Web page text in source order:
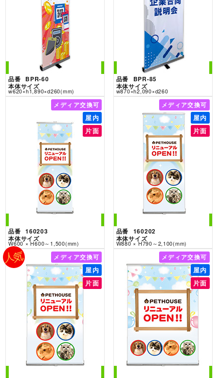
【大ロット専用】BPR-60
品番
BPR-60
本体サイズ
w620×h1,890×d260(mm)
【大ロット専用】BPR-85
品番
BPR-85
本体サイズ
w870×h2,090×d260
メディア交換可
屋内
片面
品番 160203
本体サイズ
W600 × H600～1,500(mm)
メディア交換可
屋内
片面
品番
160202
本体サイズ
W880 × H790～2,100(mm)
メディア交換可
屋内
片面
メディア交換可
屋内
片面